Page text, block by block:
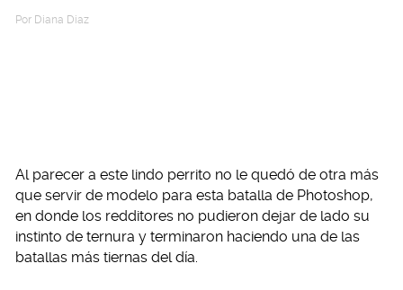
Por Diana Diaz
Al parecer a este lindo perrito no le quedó de otra más
que servir de modelo para esta batalla de Photoshop,
en donde los redditores no pudieron dejar de lado su
instinto de ternura y terminaron haciendo una de las
batallas más tiernas del día.